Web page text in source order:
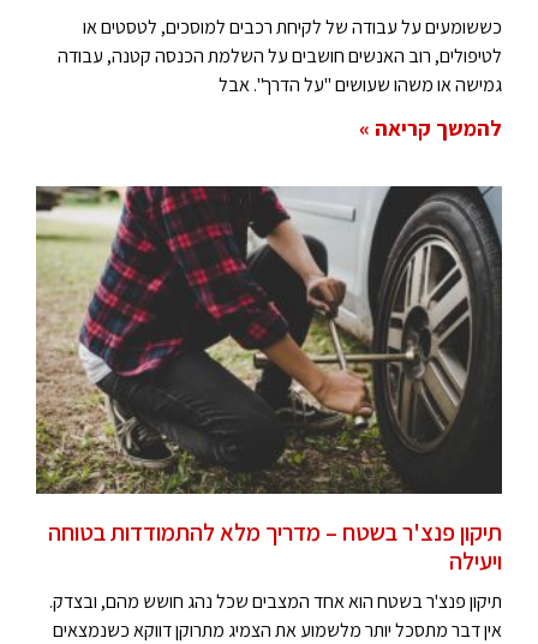
כששומעים על עבודה של לקיחת רכבים למוסכים, לטסטים או
לטיפולים, רוב האנשים חושבים על השלמת הכנסה קטנה, עבודה
גמישה או משהו שעושים "על הדרך". אבל
להמשך קריאה »
תיקון פנצ'ר בשטח – מדריך מלא להתמודדות בטוחה
ויעילה
תיקון פנצ'ר בשטח הוא אחד המצבים שכל נהג חושש מהם, ובצדק.
אין דבר מתסכל יותר מלשמוע את הצמיג מתרוקן דווקא כשנמצאים